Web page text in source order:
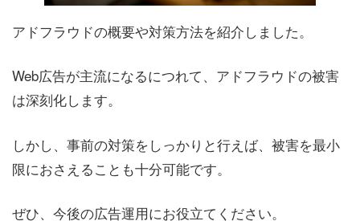
アドフラウドの概要や対策方法を紹介しました。
Web広告が主流になるにつれて、アドフラウドの被害
は深刻化します。
しかし、事前の対策をしっかりと行えば、被害を最小
限におさえることも十分可能です。
ぜひ、今後の広告運用にお役立てください。